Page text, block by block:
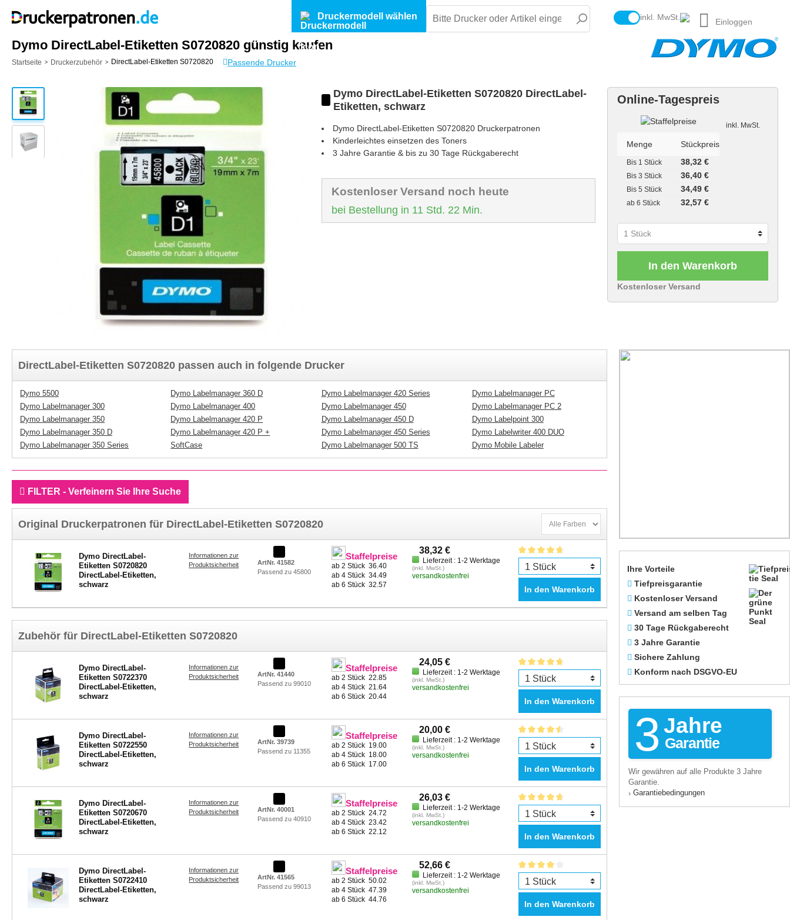
Druckermodell wählen inkl. MwSt. Einloggen
Dymo DirectLabel-Etiketten S0720820 günstig kaufen
Startseite > Druckerzubehör > DirectLabel-Etiketten S0720820 Passende Drucker
Dymo DirectLabel-Etiketten S0720820 DirectLabel-
Etiketten, schwarz
Dymo DirectLabel-Etiketten S0720820 Druckerpatronen
Kinderleichtes einsetzen des Toners
3 Jahre Garantie & bis zu 30 Tage Rückgaberecht
Kostenloser Versand noch heute
bei Bestellung in 11 Std. 22 Min.
Online-Tagespreis
Staffelpreise
Menge Stückpreis
Bis 1 Stück 38,32 €
Bis 3 Stück 36,40 €
Bis 5 Stück 34,49 €
ab 6 Stück 32,57 €
inkl. MwSt.
In den Warenkorb
Kostenloser Versand
DirectLabel-Etiketten S0720820 passen auch in folgende Drucker
Dymo 5500
Dymo Labelmanager 300
Dymo Labelmanager 350
Dymo Labelmanager 350 D
Dymo Labelmanager 350 Series
Dymo Labelmanager 360 D
Dymo Labelmanager 400
Dymo Labelmanager 420 P
Dymo Labelmanager 420 P +
SoftCase
Dymo Labelmanager 420 Series
Dymo Labelmanager 450
Dymo Labelmanager 450 D
Dymo Labelmanager 450 Series
Dymo Labelmanager 500 TS
Dymo Labelmanager PC
Dymo Labelmanager PC 2
Dymo Labelpoint 300
Dymo Labelwriter 400 DUO
Dymo Mobile Labeler
FILTER - Verfeinern Sie Ihre Suche
Original Druckerpatronen für DirectLabel-Etiketten S0720820
Dymo DirectLabel-
Etiketten S0720820
DirectLabel-Etiketten,
schwarz
Informationen zur
Produktsicherheit
ArtNr. 41582
Passend zu 45800
Staffelpreise
ab 2 Stück36.40
ab 4 Stück34.49
ab 6 Stück32.57
38,32 €
Lieferzeit : 1-2 Werktage
(inkl. MwSt.)
versandkostenfrei
In den Warenkorb
Zubehör für DirectLabel-Etiketten S0720820
Dymo DirectLabel-
Etiketten S0722370
DirectLabel-Etiketten,
schwarz
Informationen zur
Produktsicherheit
ArtNr. 41440
Passend zu 99010
Staffelpreise
ab 2 Stück22.85
ab 4 Stück21.64
ab 6 Stück20.44
24,05 €
Lieferzeit : 1-2 Werktage
(inkl. MwSt.)
versandkostenfrei
In den Warenkorb
Dymo DirectLabel-
Etiketten S0722550
DirectLabel-Etiketten,
schwarz
Informationen zur
Produktsicherheit
ArtNr. 39739
Passend zu 11355
Staffelpreise
ab 2 Stück 19.00
ab 4 Stück 18.00
ab 6 Stück 17.00
20,00 €
Lieferzeit : 1-2 Werktage
(inkl. MwSt.)
versandkostenfrei
In den Warenkorb
Dymo DirectLabel-
Etiketten S0720670
DirectLabel-Etiketten,
schwarz
Informationen zur
Produktsicherheit
ArtNr. 40001
Passend zu 40910
Staffelpreise
ab 2 Stück24.72
ab 4 Stück23.42
ab 6 Stück22.12
26,03 €
Lieferzeit : 1-2 Werktage
(inkl. MwSt.)
versandkostenfrei
In den Warenkorb
Dymo DirectLabel-
Etiketten S0722410
DirectLabel-Etiketten,
schwarz
Informationen zur
Produktsicherheit
ArtNr. 41565
Passend zu 99013
Staffelpreise
ab 2 Stück50.02
ab 4 Stück47.39
ab 6 Stück44.76
52,66 €
Lieferzeit : 1-2 Werktage
(inkl. MwSt.)
versandkostenfrei
In den Warenkorb
Ihre Vorteile
Tiefpreisgarantie
Kostenloser Versand
Versand am selben Tag
30 Tage Rückgaberecht
3 Jahre Garantie
Sichere Zahlung
Konform nach DSGVO-EU
3 Jahre
Garantie
Wir gewähren auf alle Produkte 3 Jahre
Garantie.
› Garantiebedingungen